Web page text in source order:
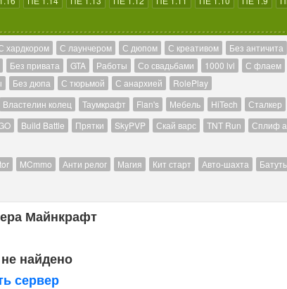
хардкором С лаунчером С дюпом С креативом Без античита
Без привата GTA Работы Со свадьбами 1000 lvl С флаем
Без дюпа С тюрьмой С анархией
RolePlay
Властелин колец Таумкрафт Flan's Мебель HiTech Сталкер
Build Battle Прятки SkyPVP Скай варс TNT Run Сплиф
MCmmo Анти релог Магия Кит старт Авто-шахта
Майнкрафт
найдено
сервер